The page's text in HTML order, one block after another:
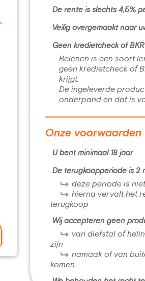
De rente is slechts 4,5%
Veilig overgemaakt naar
Geen kredietcheck of
Belenen is een soort
geen kredietcheck of
krijgt.
De ingeleverde
onderpand en dat is
Onze voorwaarden
U bent minimaal 18 jaar
De terugkoopperiode is 2
deze periode is
hierna vervalt het
terugkoop
Wij accepteren geen
van diefstal of
zijn
namaak of van
komen.